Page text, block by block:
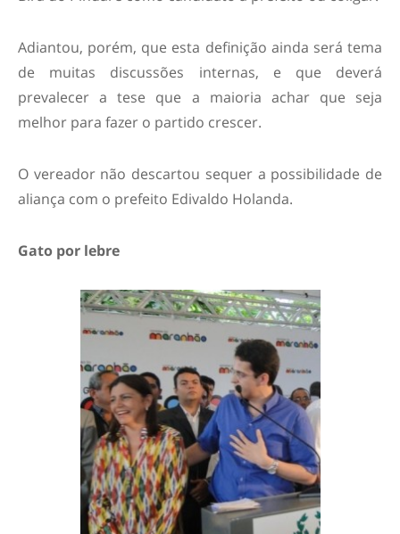
Adiantou, porém, que esta definição ainda será tema
de muitas discussões internas, e que deverá
prevalecer a tese que a maioria achar que seja
melhor para fazer o partido crescer.
O vereador não descartou sequer a possibilidade de
aliança com o prefeito Edivaldo Holanda.
Gato por lebre